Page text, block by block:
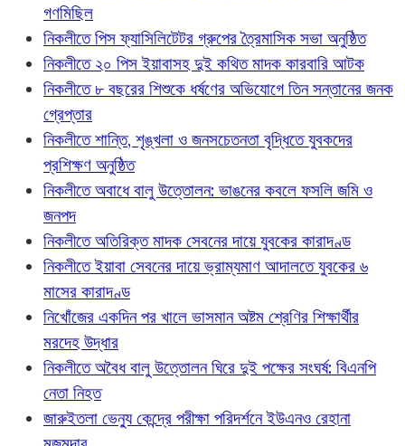
গণমিছিল
নিকলীতে পিস ফ্যাসিলিটেটর গ্রুপের ত্রৈমাসিক সভা অনুষ্ঠিত
নিকলীতে ২০ পিস ইয়াবাসহ দুই কথিত মাদক কারবারি আটক
নিকলীতে ৮ বছরের শিশুকে ধর্ষণের অভিযোগে তিন সন্তানের জনক
গ্রেপ্তার
নিকলীতে শান্তি, শৃঙ্খলা ও জনসচেতনতা বৃদ্ধিতে যুবকদের
প্রশিক্ষণ অনুষ্ঠিত
নিকলীতে অবাধে বালু উত্তোলন: ভাঙনের কবলে ফসলি জমি ও
জনপদ
নিকলীতে অতিরিক্ত মাদক সেবনের দায়ে যুবকের কারাদণ্ড
নিকলীতে ইয়াবা সেবনের দায়ে ভ্রাম্যমাণ আদালতে যুবকের ৬
মাসের কারাদণ্ড
নিখোঁজের একদিন পর খালে ভাসমান অষ্টম শ্রেণির শিক্ষার্থীর
মরদেহ উদ্ধার
নিকলীতে অবৈধ বালু উত্তোলন ঘিরে দুই পক্ষের সংঘর্ষ: বিএনপি
নেতা নিহত
জারুইতলা ভেন্যু কেন্দ্রে পরীক্ষা পরিদর্শনে ইউএনও রেহানা